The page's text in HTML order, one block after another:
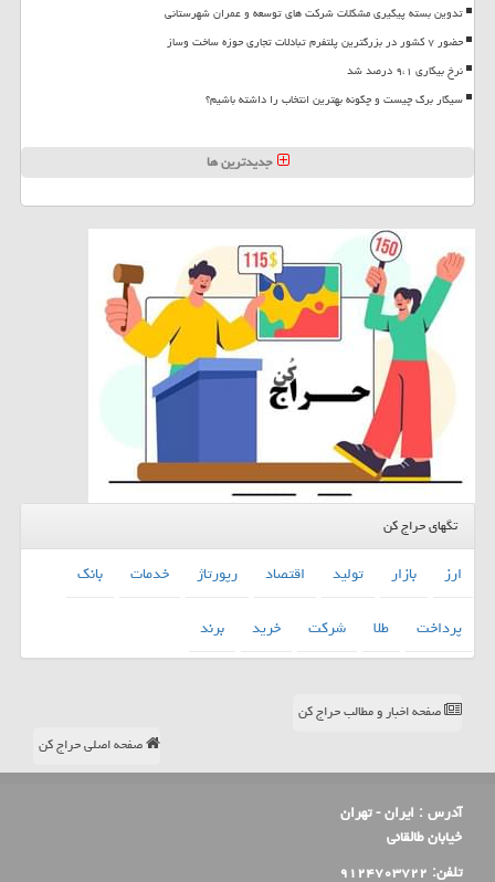
تدوین بسته پیگیری مشکلات شرکت های توسعه و عمران شهرستانی
حضور ۷ کشور در بزرگترین پلتفرم تبادلات تجاری حوزه ساخت وساز
نرخ بیکاری ۹،۱ درصد شد
سیگار برگ چیست و چگونه بهترین انتخاب را داشته باشیم؟
جدیدترین ها
تگهای حراج کن
ارز بازار تولید اقتصاد رپورتاژ خدمات
بانك
پرداخت
طلا شركت خرید برند
صفحه اخبار و مطالب حراج کن
صفحه اصلی حراج کن
آدرس : ایران - تهران
خیابان طالقانی
تلفن: ۹۱۲۴۷۰۳۷۲۲